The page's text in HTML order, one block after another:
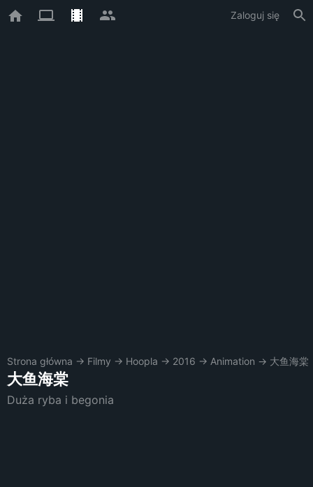
Zaloguj się
Strona główna → Filmy → Hoopla → 2016 → Animation → 大鱼海棠
大鱼海棠
Duża ryba i begonia